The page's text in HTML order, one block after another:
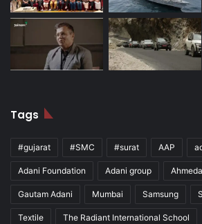
Tags
#gujarat #SMC #surat AAP
Adani Foundation Adani group
Gautam Adani Mumbai Samsung
Textile The Radiant International School